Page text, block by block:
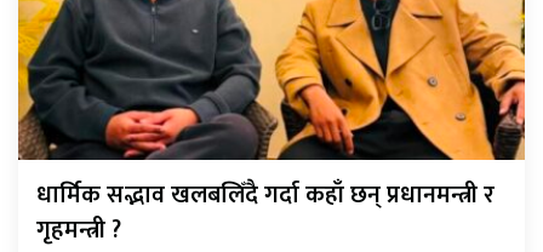
धार्मिक सद्भाव खलबलिँदै गर्दा कहाँ छन् प्रधानमन्त्री र
गृहमन्त्री ?